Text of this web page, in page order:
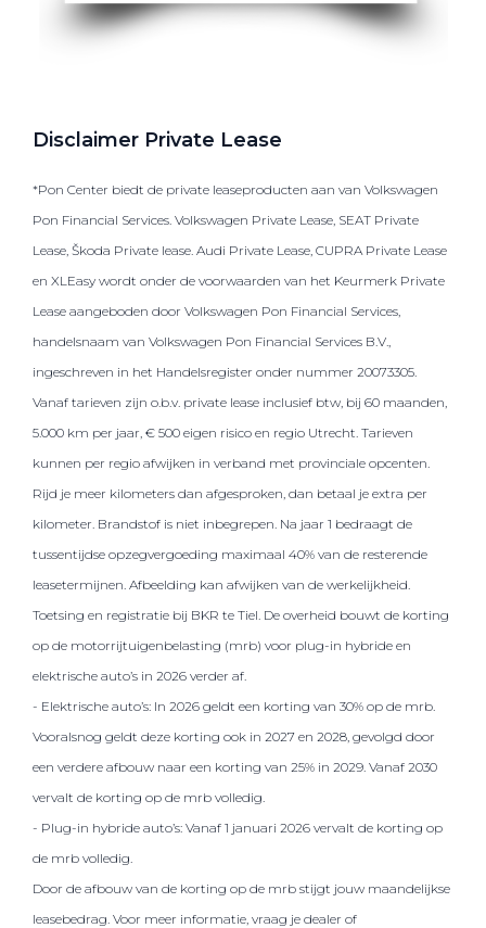
Disclaimer Private Lease
*Pon Center biedt de private leaseproducten aan van Volkswagen
Pon Financial Services. Volkswagen Private Lease, SEAT Private
Lease, Škoda Private lease. Audi Private Lease, CUPRA Private Lease
en XLEasy wordt onder de voorwaarden van het Keurmerk Private
Lease aangeboden door Volkswagen Pon Financial Services,
handelsnaam van Volkswagen Pon Financial Services B.V.,
ingeschreven in het Handelsregister onder nummer 20073305.
Vanaf tarieven zijn o.b.v. private lease inclusief btw, bij 60 maanden,
5.000 km per jaar, € 500 eigen risico en regio Utrecht. Tarieven
kunnen per regio afwijken in verband met provinciale opcenten.
Rijd je meer kilometers dan afgesproken, dan betaal je extra per
kilometer. Brandstof is niet inbegrepen. Na jaar 1 bedraagt de
tussentijdse opzegvergoeding maximaal 40% van de resterende
leasetermijnen. Afbeelding kan afwijken van de werkelijkheid.
Toetsing en registratie bij BKR te Tiel. De overheid bouwt de korting
op de motorrijtuigenbelasting (mrb) voor plug-in hybride en
elektrische auto’s in 2026 verder af.
- Elektrische auto’s: In 2026 geldt een korting van 30% op de mrb.
Vooralsnog geldt deze korting ook in 2027 en 2028, gevolgd door
een verdere afbouw naar een korting van 25% in 2029. Vanaf 2030
vervalt de korting op de mrb volledig.
- Plug-in hybride auto’s: Vanaf 1 januari 2026 vervalt de korting op
de mrb volledig.
Door de afbouw van de korting op de mrb stijgt jouw maandelijkse
leasebedrag. Voor meer informatie, vraag je dealer of